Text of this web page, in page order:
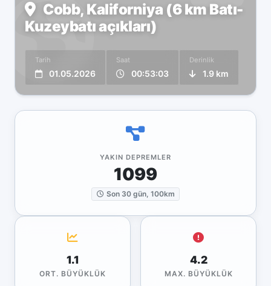
Cobb, Kaliforniya (6 km Batı-
Kuzeybatı açıkları)
Tarih
01.05.2026
Saat
00:53:03
Derinlik
1.9 km
YAKIN DEPREMLER
1099
Son 30 gün, 100km
1.1
ORT. BÜYÜKLÜK
4.2
MAX. BÜYÜKLÜK